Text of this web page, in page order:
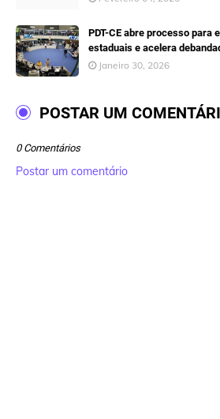
PDT-CE abre processo para
estaduais e acelera
Janeiro 30, 2026
POSTAR UM
0 Comentários
Postar um comentário